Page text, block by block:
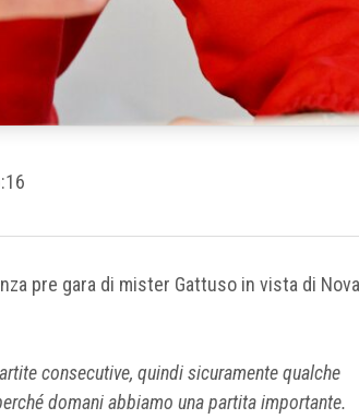
pre gara di mister Gattuso in vista di
consecutive, quindi sicuramente qualche
domani abbiamo una partita importante.